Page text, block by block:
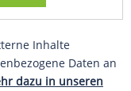
Inhalte
Daten an
dazu in unseren